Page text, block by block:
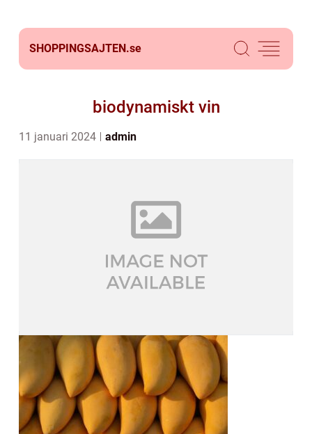
SHOPPINGSAJTEN.se
biodynamiskt vin
11 januari 2024 admin